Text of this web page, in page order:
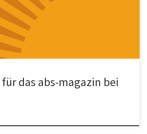
das abs-magazin bei